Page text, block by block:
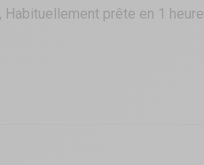
Habituellement prête en 1 heure